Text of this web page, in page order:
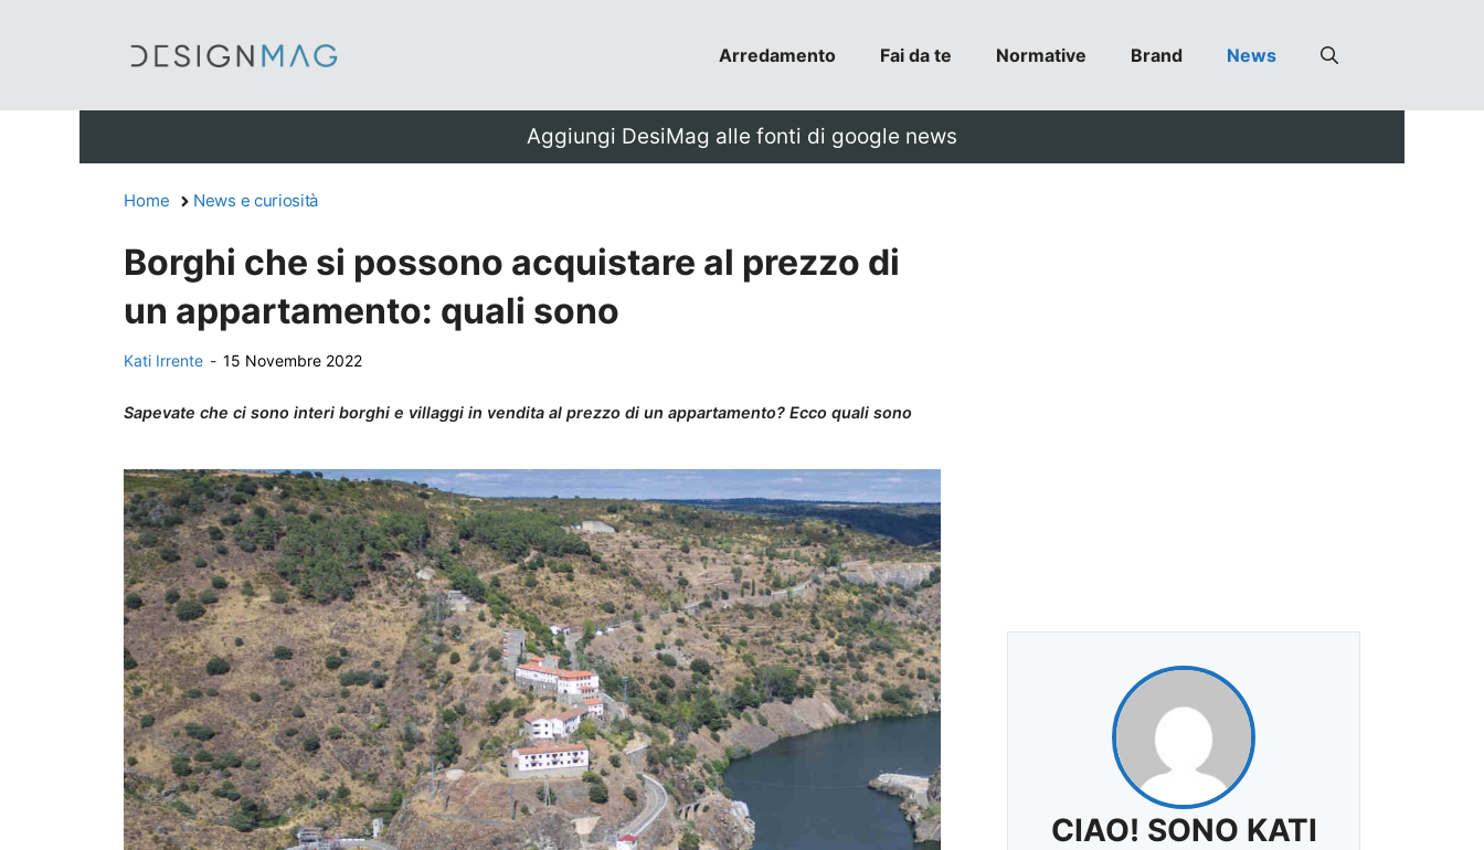
Arredamento Fai da te Normative Brand News
Aggiungi DesiMag alle fonti di google news
Home News e curiosità
Borghi che si possono acquistare al prezzo di
un appartamento: quali sono
Kati Irrente - 15 Novembre 2022
Sapevate che ci sono interi borghi e villaggi in vendita al prezzo di un appartamento? Ecco quali sono
CIAO! SONO KATI